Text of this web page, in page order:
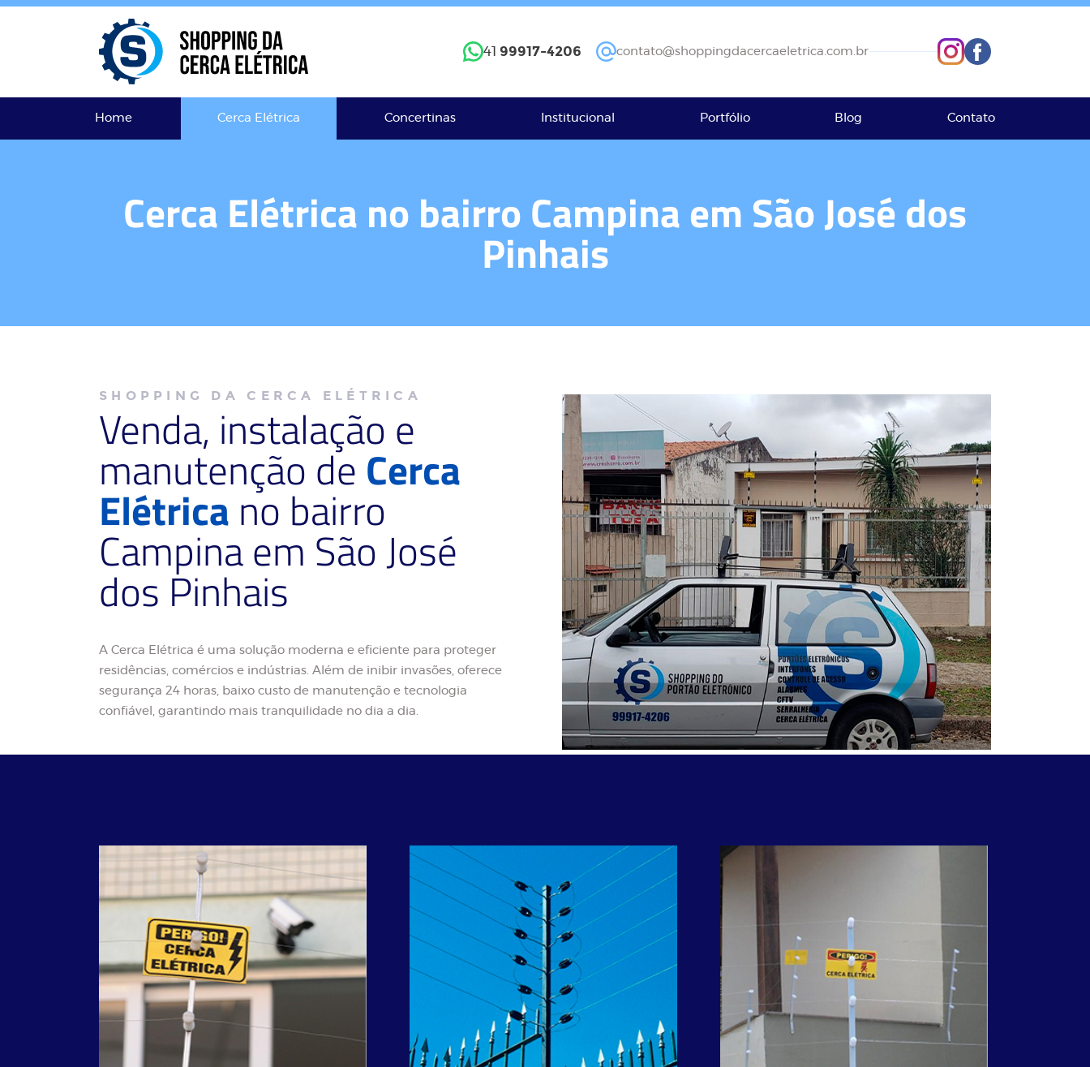
41 99917-4206 contato@shoppingdacercaeletrica.com.br
Home Cerca Elétrica Concertinas Institucional Portfólio Blog Contato
Cerca Elétrica no bairro Campina em São José dos
Pinhais
SHOPPING DA CERCA ELÉTRICA
Venda, instalação e
manutenção de Cerca
Elétrica no bairro
Campina em São José
dos Pinhais
A Cerca Elétrica é uma solução moderna e eficiente para proteger
residências, comércios e indústrias. Além de inibir invasões, oferece
segurança 24 horas, baixo custo de manutenção e tecnologia
confiável, garantindo mais tranquilidade no dia a dia.